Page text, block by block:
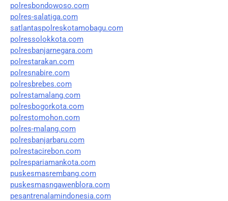
polresbondowoso.com
polres-salatiga.com
satlantaspolreskotamobagu.com
polressolokkota.com
polresbanjarnegara.com
polrestarakan.com
polresnabire.com
polresbrebes.com
polrestamalang.com
polresbogorkota.com
polrestomohon.com
polres-malang.com
polresbanjarbaru.com
polrestacirebon.com
polrespariamankota.com
puskesmasrembang.com
puskesmasngawenblora.com
pesantrenalamindonesia.com